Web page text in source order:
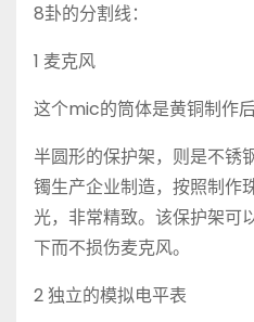
8卦的分割线：
1 麦克风
这个mic的筒体是黄铜制作后
半圆形的保护架，则是不锈
镯生产企业制造，按照制作
光，非常精致。该保护架可
下而不损伤麦克风。
2 独立的模拟电平表